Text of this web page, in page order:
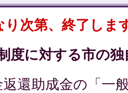
次第、終了しま
度に対する市の
還助成金の「一